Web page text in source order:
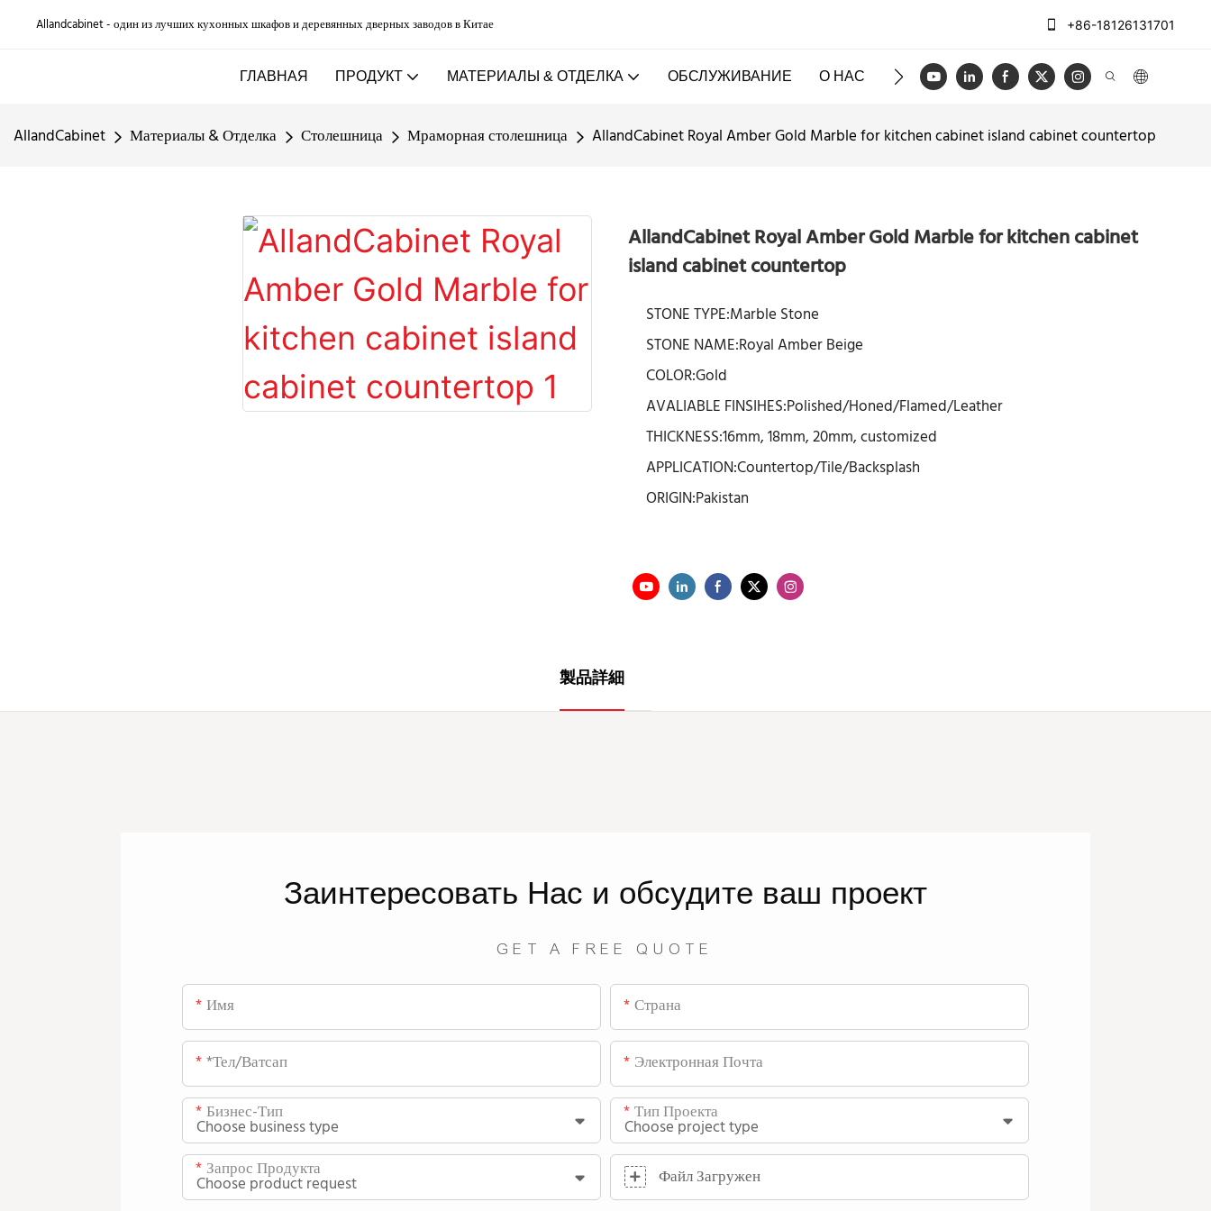
Allandcabinet - один из лучших кухонных шкафов и деревянных дверных заводов в Китае +86-18126131701
ГЛАВНАЯ ПРОДУКТ МАТЕРИАЛЫ & ОТДЕЛКА ОБСЛУЖИВАНИЕ О НАС ЧЕХЛЫ БЛОГ ВИДЕО
AllandCabinet Материалы & Отделка Столешница Мраморная столешница AllandCabinet Royal Amber Gold Marble for kitchen cabinet island cabinet countertop
AllandCabinet Royal Amber Gold Marble for kitchen cabinet
island cabinet countertop
STONE TYPE:Marble Stone
STONE NAME:Royal Amber Beige
COLOR:Gold
AVALIABLE FINSIHES:Polished/Honed/Flamed/Leather
THICKNESS:16mm, 18mm, 20mm, customized
APPLICATION:Countertop/Tile/Backsplash
ORIGIN:Pakistan
製品詳細
Заинтересовать Нас и обсудите ваш проект
GET A FREE QUOTE
Имя Страна
*тел/ватсап Электронная Почта
Бизнес-Тип Тип Проекта
Запрос Продукта Файл Загружен